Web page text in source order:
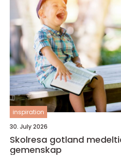
inspiration
30. July 2026
Skolresa gotland medeltida äventyr, hav och
gemenskap